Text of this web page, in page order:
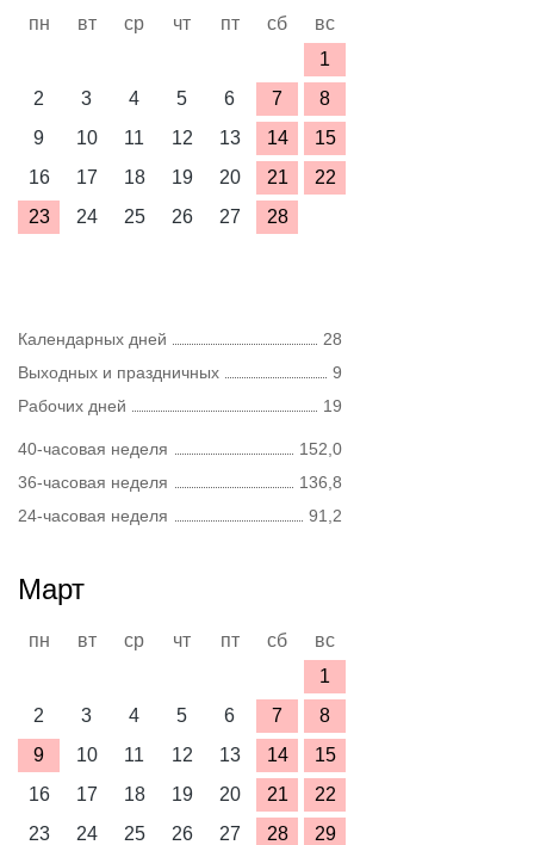
пн вт ср чт пт сб
вс
1
2
3 4 5 6 7
8
9
10 11 12 13 14
15
16
17 18 19 20 21
22
23
24 25 26 27 28
Календарных дней
28
Выходных и праздничных
9
Рабочих дней
19
40-часовая неделя
152,0
36-часовая неделя
136,8
24-часовая неделя
91,2
Март
пн вт ср чт пт сб
вс
1
2
3 4 5 6 7
8
9
10 11 12 13 14
15
16
17 18 19 20 21
22
23
24 25 26 27 28
29